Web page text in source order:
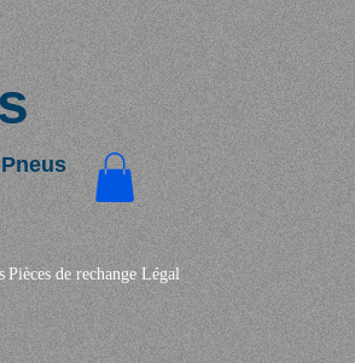
Pièces de rechange Légal